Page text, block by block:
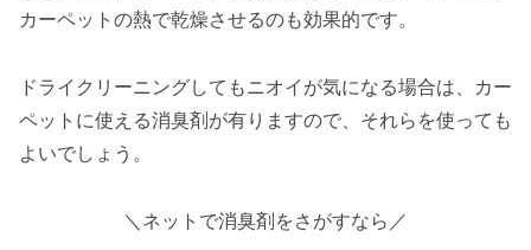
カーペットの熱で乾燥させるのも効果的です。
ドライクリーニングしてもニオイが気になる場合は、カー
ペットに使える消臭剤が有りますので、それらを使っても
よいでしょう。
＼ネットで消臭剤をさがすなら／